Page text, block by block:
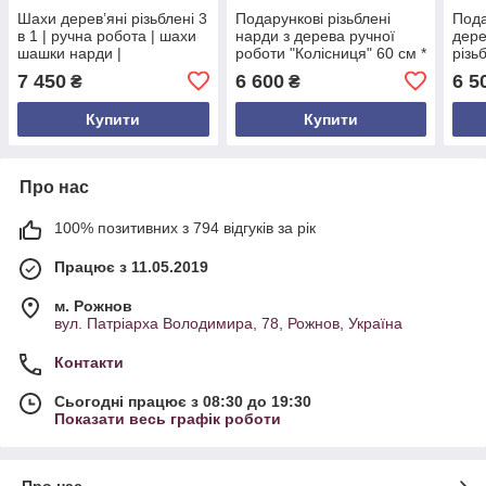
Шахи дерев’яні різьблені 3
в 1 | ручна робота | шахи
шашки нарди |
7 450 ₴
Купити
Подарункові різьблені
нарди з дерева ручної
роботи "Колісниця" 60 см *
6 600₴
Купити
6
Про нас
100% позитивних з 794 відгуків за рік
Працює з 11.05.2019
м. Рожнов
вул. Патріарха Володимира, 78, Рожнов, Україна
Контакти
Сьогодні працює з 08:30 до 19:30
Показати весь графік роботи